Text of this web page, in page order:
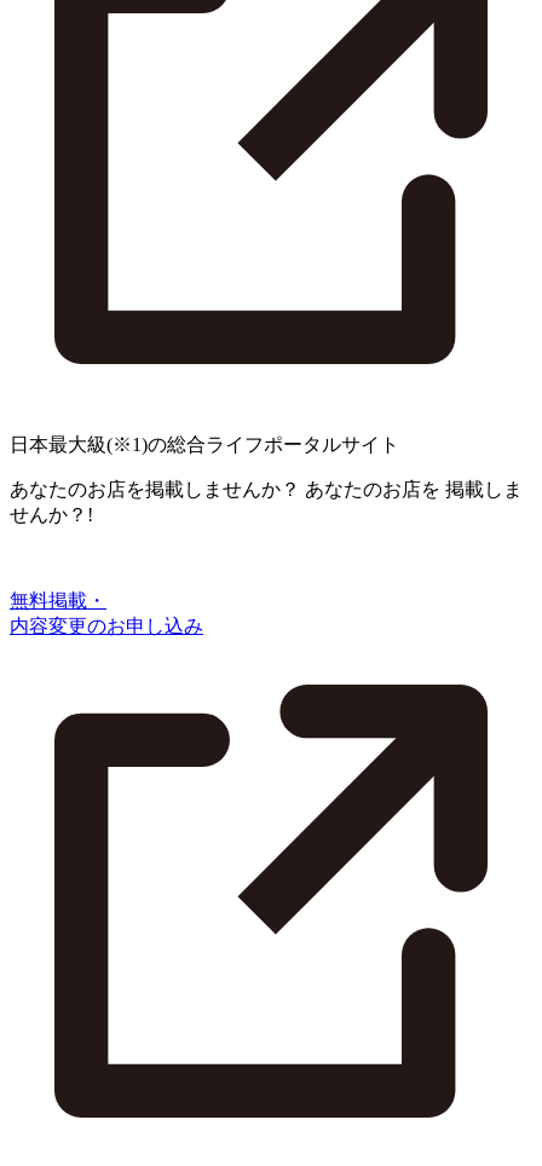
日本最大級(※1)の総合ライフポータルサイト
あなたのお店を掲載しませんか？ あなたのお店を 掲載しま
せんか？!
無料掲載・
内容変更のお申し込み